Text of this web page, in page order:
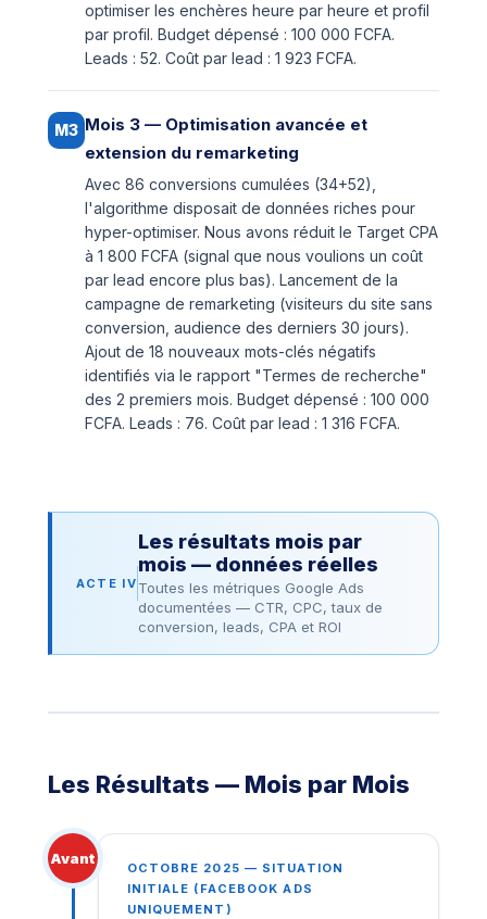
optimiser les enchères heure par heure et profil
par profil. Budget dépensé : 100 000 FCFA.
Leads : 52. Coût par lead : 1 923 FCFA.
M3 Mois 3 — Optimisation avancée et
extension du remarketing
Avec 86 conversions cumulées (34+52),
l'algorithme disposait de données riches pour
hyper-optimiser. Nous avons réduit le Target CPA
à 1 800 FCFA (signal que nous voulions un coût
par lead encore plus bas). Lancement de la
campagne de remarketing (visiteurs du site sans
conversion, audience des derniers 30 jours).
Ajout de 18 nouveaux mots-clés négatifs
identifiés via le rapport "Termes de recherche"
des 2 premiers mois. Budget dépensé : 100 000
FCFA. Leads : 76. Coût par lead : 1 316 FCFA.
ACTE IV
Les résultats mois par
mois — données réelles
Toutes les métriques Google Ads
documentées — CTR, CPC, taux de
conversion, leads, CPA et ROI
Les Résultats — Mois par Mois
Avant
OCTOBRE 2025 — SITUATION
INITIALE (FACEBOOK ADS
UNIQUEMENT)